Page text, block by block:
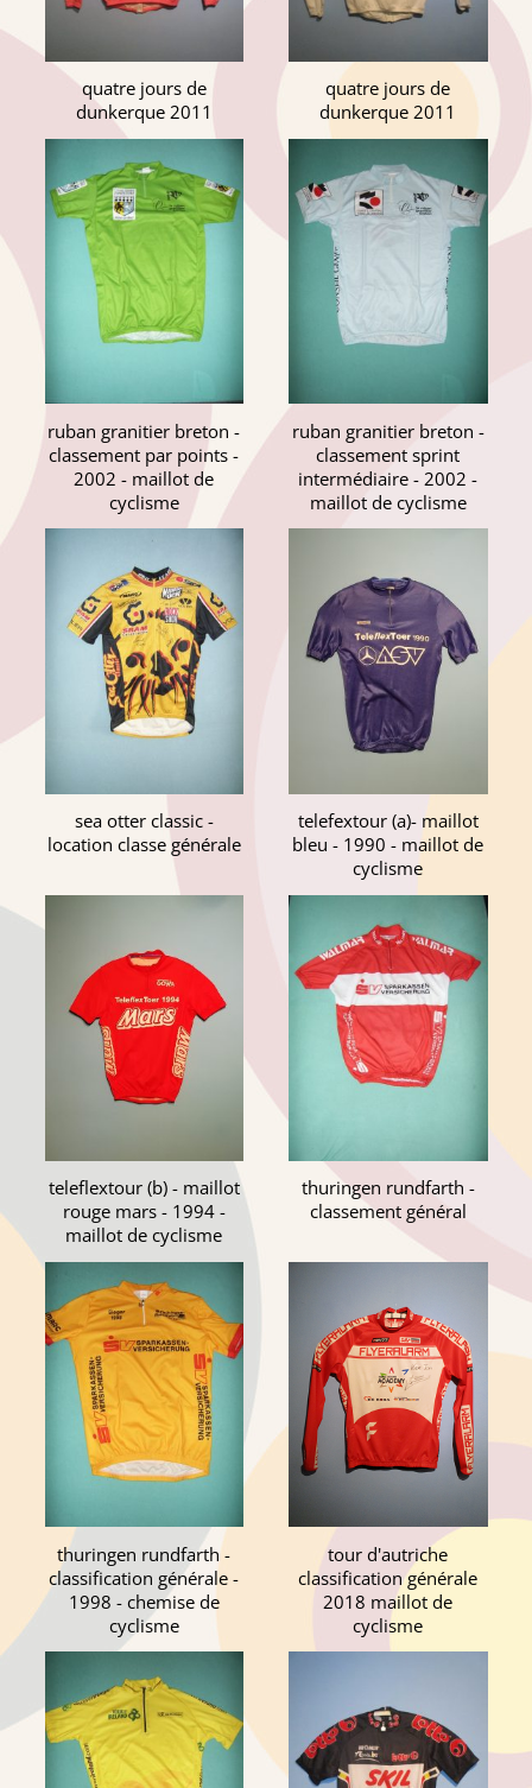
quatre jours de
dunkerque 2011
quatre jours de
dunkerque 2011
ruban granitier breton -
classement par points -
2002 - maillot de
cyclisme
ruban granitier breton -
classement sprint
intermédiaire - 2002 -
maillot de cyclisme
sea otter classic -
location classe générale
telefextour (a)- maillot
bleu - 1990 - maillot de
cyclisme
teleflextour (b) - maillot
rouge mars - 1994 -
maillot de cyclisme
thuringen rundfarth -
classement général
thuringen rundfarth -
classification générale -
1998 - chemise de
cyclisme
tour d'autriche
classification générale
2018 maillot de
cyclisme